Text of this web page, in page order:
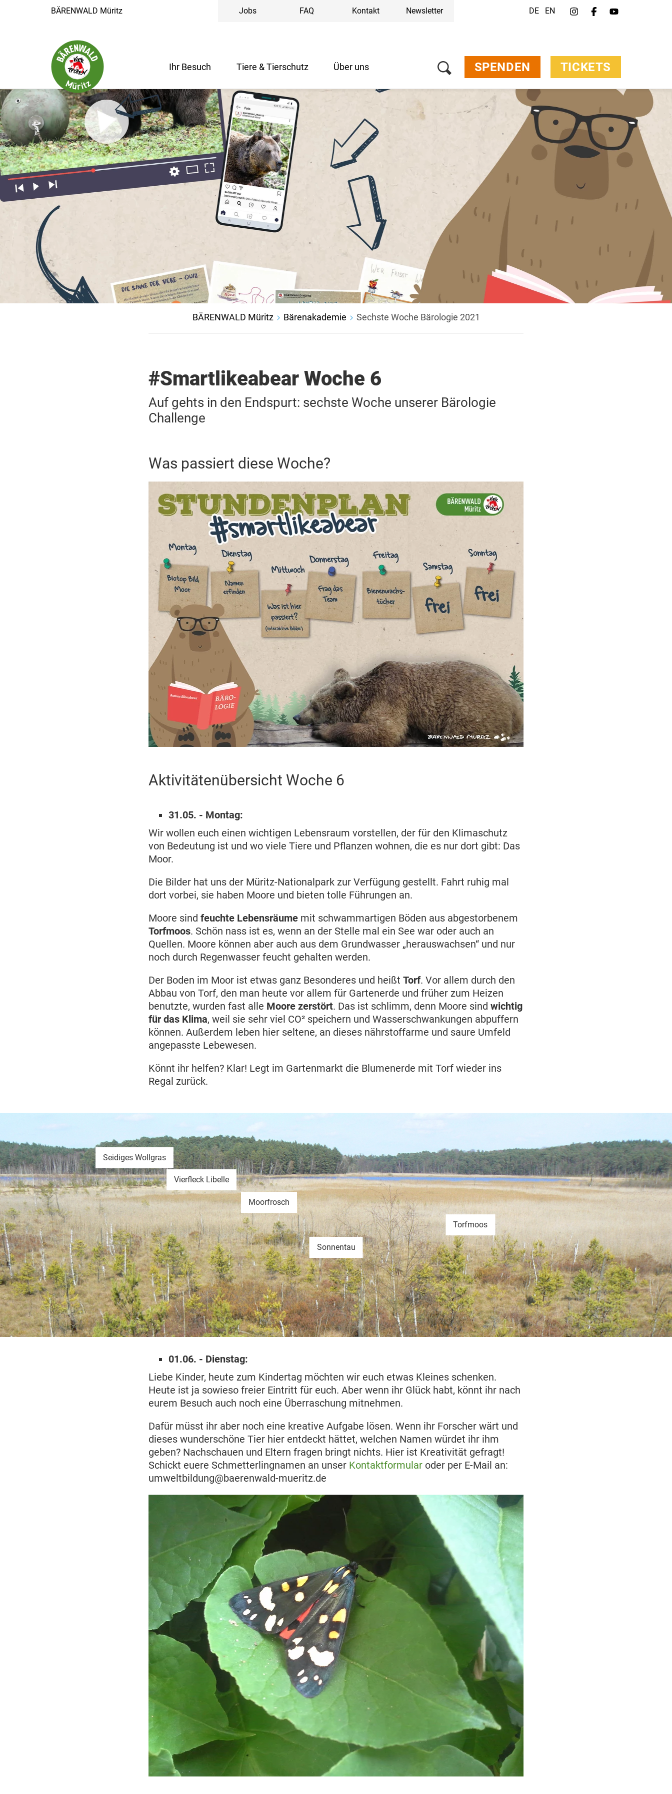
BÄRENWALD Müritz Jobs FAQ Kontakt Newsletter DE EN
Ihr Besuch Tiere & Tierschutz Über uns SPENDEN TICKETS
BÄRENWALD Müritz Bärenakademie Sechste Woche Bärologie 2021
#Smartlikeabear Woche 6
Auf gehts in den Endspurt: sechste Woche unserer Bärologie
Challenge
Was passiert diese Woche?
Aktivitätenübersicht Woche 6
31.05. - Montag:
Wir wollen euch einen wichtigen Lebensraum vorstellen, der für den Klimaschutz
von Bedeutung ist und wo viele Tiere und Pflanzen wohnen, die es nur dort gibt: Das
Moor.
Die Bilder hat uns der Müritz-Nationalpark zur Verfügung gestellt. Fahrt ruhig mal
dort vorbei, sie haben Moore und bieten tolle Führungen an.
Moore sind feuchte Lebensräume mit schwammartigen Böden aus abgestorbenem
Torfmoos. Schön nass ist es, wenn an der Stelle mal ein See war oder auch an
Quellen. Moore können aber auch aus dem Grundwasser „herauswachsen“ und nur
noch durch Regenwasser feucht gehalten werden.
Der Boden im Moor ist etwas ganz Besonderes und heißt Torf. Vor allem durch den
Abbau von Torf, den man heute vor allem für Gartenerde und früher zum Heizen
benutzte, wurden fast alle Moore zerstört. Das ist schlimm, denn Moore sind wichtig
für das Klima, weil sie sehr viel CO² speichern und Wasserschwankungen abpuffern
können. Außerdem leben hier seltene, an dieses nährstoffarme und saure Umfeld
angepasste Lebewesen.
Könnt ihr helfen? Klar! Legt im Gartenmarkt die Blumenerde mit Torf wieder ins
Regal zurück.
Torfmoos
Seidiges Wollgras
Vierfleck Libelle
Moorfrosch
Sonnentau
01.06. - Dienstag:
Liebe Kinder, heute zum Kindertag möchten wir euch etwas Kleines schenken.
Heute ist ja sowieso freier Eintritt für euch. Aber wenn ihr Glück habt, könnt ihr nach
eurem Besuch auch noch eine Überraschung mitnehmen.
Dafür müsst ihr aber noch eine kreative Aufgabe lösen. Wenn ihr Forscher wärt und
dieses wunderschöne Tier hier entdeckt hättet, welchen Namen würdet ihr ihm
geben? Nachschauen und Eltern fragen bringt nichts. Hier ist Kreativität gefragt!
Schickt euere Schmetterlingnamen an unser Kontaktformular oder per E-Mail an:
umweltbildung@baerenwald-mueritz.de